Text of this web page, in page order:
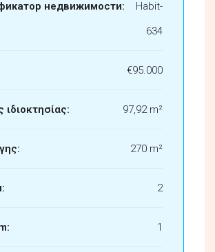
недвижимости:
Habit-
634
€95.000
97,92 m²
270 m²
2
1